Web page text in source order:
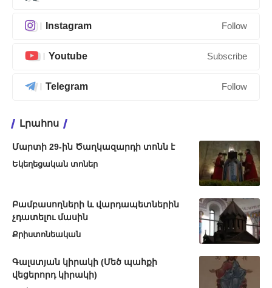
Instagram Follow
Youtube Subscribe
Telegram Follow
Լրահոս
Մարտի 29-ին Ծաղկազարդի տոնն է
Եկեղեցական տոներ
Բամբասողների և վարդապետներին
չդատելու մասին
Քրիստոնեական
Գալստյան կիրակի (Մեծ պահքի
վեցերորդ կիրակի)